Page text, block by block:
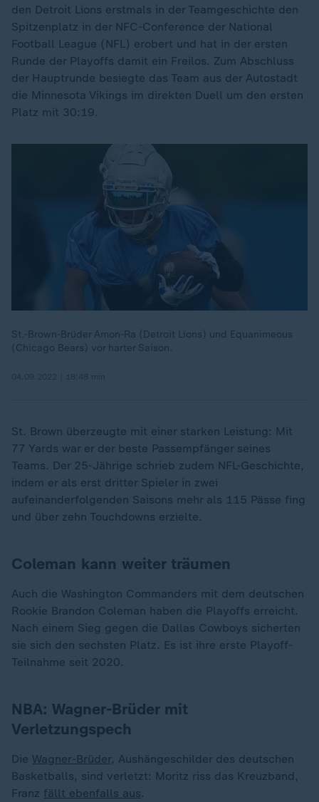
den Detroit Lions erstmals in der Teamgeschichte den
Spitzenplatz in der NFC-Conference der National
Football League (NFL) erobert und hat in der ersten
Runde der Playoffs damit ein Freilos. Zum Abschluss
der Hauptrunde besiegte das Team aus der Autostadt
die Minnesota Vikings im direkten Duell um den ersten
Platz mit 30:19.
St.-Brown-Brüder Amon-Ra (Detroit Lions) und Equanimeous
(Chicago Bears) vor harter Saison.
St. Brown überzeugte mit einer starken Leistung: Mit
77 Yards war er der beste Passempfänger seines
Teams. Der 25-Jährige schrieb zudem NFL-Geschichte,
indem er als erst dritter Spieler in zwei
aufeinanderfolgenden Saisons mehr als 115 Pässe fing
und über zehn Touchdowns erzielte.
Coleman kann weiter träumen
Auch die Washington Commanders mit dem deutschen
Rookie Brandon Coleman haben die Playoffs erreicht.
Nach einem Sieg gegen die Dallas Cowboys sicherten
sie sich den sechsten Platz. Es ist ihre erste Playoff-
Teilnahme seit 2020.
NBA: Wagner-Brüder mit
Verletzungspech
Die Wagner-Brüder, Aushängeschilder des deutschen
Basketballs, sind verletzt: Moritz riss das Kreuzband,
Franz fällt ebenfalls aus.